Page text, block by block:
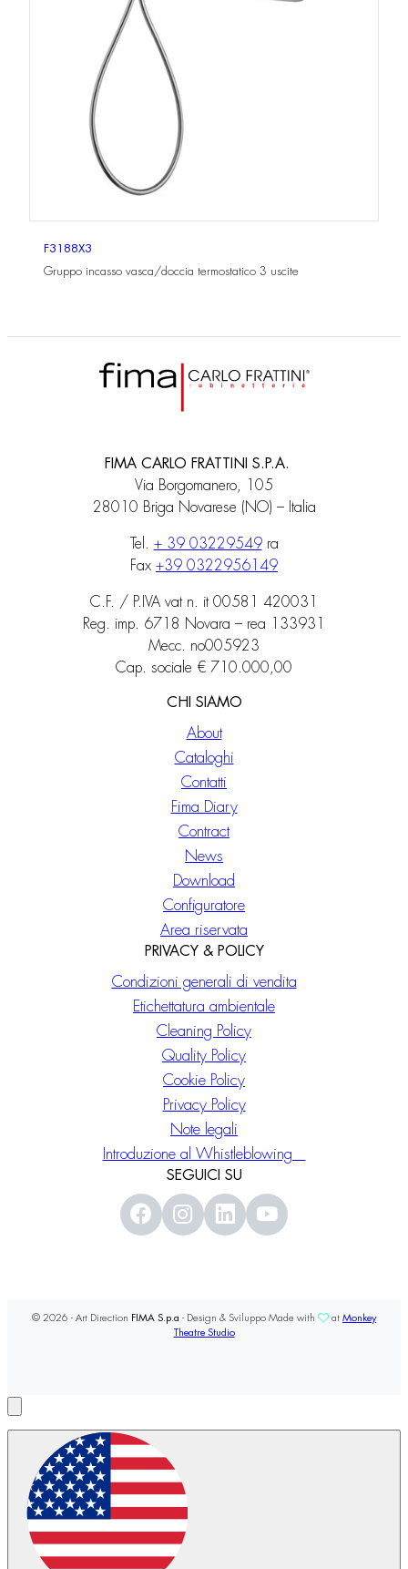
F3188X3
Gruppo incasso vasca/doccia termostatico 3 uscite
FIMA CARLO FRATTINI S.P.A.
Via Borgomanero, 105
28010 Briga Novarese (NO) – Italia
Tel. + 39 03229549ra
Fax +39 0322956149
C.F. / P.IVA vat n. it 00581 420031
Reg. imp. 6718 Novara – rea 133931
Mecc. no005923
Cap. sociale € 710.000,00
CHI SIAMO
About
Cataloghi
Contatti
Fima Diary
Contract
News
Download
Configuratore
Area riservata
PRIVACY & POLICY
Condizioni generali di vendita
Etichettatura ambientale
Cleaning Policy
Quality Policy
Cookie Policy
Privacy Policy
Note legali
Introduzione al Whistleblowing
SEGUICI SU
© 2026 - Art Direction FIMA S.p.a - Design & Sviluppo Made with at Monkey
Theatre Studio